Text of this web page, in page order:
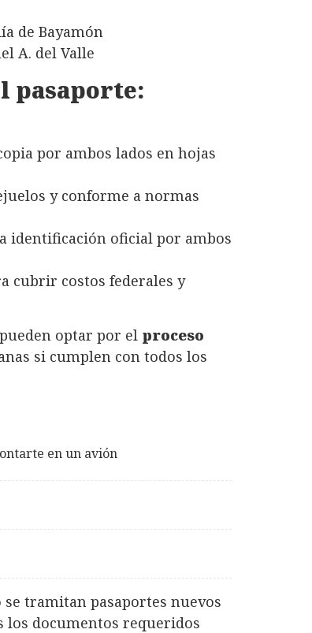
de Bayamón
A. del Valle
pasaporte:
por ambos lados en hojas
y conforme a normas
identificación oficial por ambos
cubrir costos federales y
optar por el proceso
si cumplen con todos los
en un avión
tramitan pasaportes nuevos
los documentos requeridos